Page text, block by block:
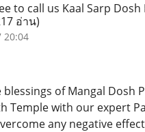
to call us Kaal Sarp
อ่าน)
20:04
blessings of Mangal Dosh
Temple with our expert
any negative